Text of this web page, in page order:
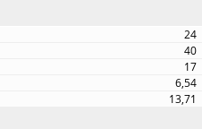
24
40
17
6,54
13,71